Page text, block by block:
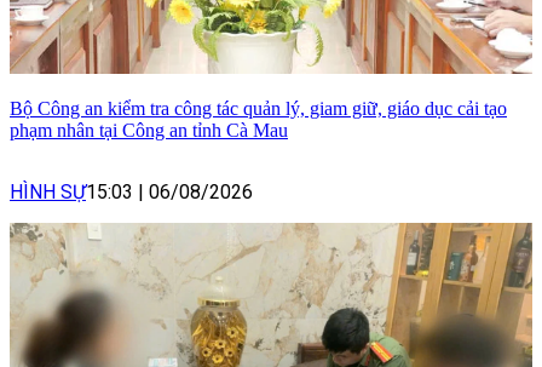
Bộ Công an kiểm tra công tác quản lý, giam giữ, giáo dục cải tạo
phạm nhân tại Công an tỉnh Cà Mau
HÌNH SỰ15:03 06/08/2026